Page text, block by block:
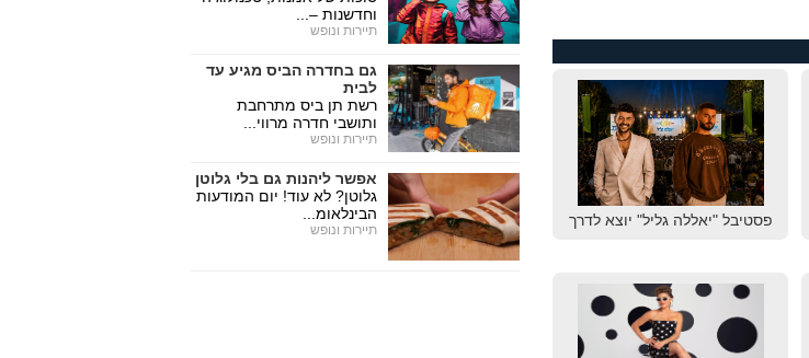
פסטיבל "יאללה גליל" יוצא לדרך
וחדשנות –...
תיירות ונופש
גם בחדרה הביס מגיע עד
לבית
רשת תן ביס מתרחבת
ותושבי חדרה מרווי...
תיירות ונופש
אפשר ליהנות גם בלי גלוטן
גלוטן? לא עוד! יום המודעות
הבינלאומ...
תיירות ונופש